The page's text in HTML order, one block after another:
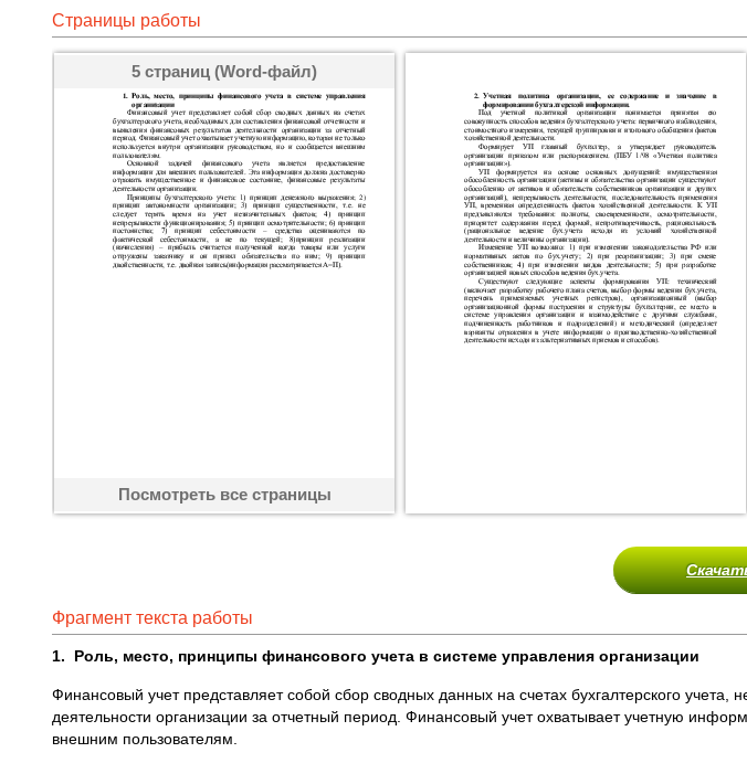
Страницы работы
5 страниц (Word-файл)
Посмотреть все страницы
Фрагмент текста работы
1. Роль, место, принципы финансового учета в системе управления организации
Финансовый учет представляет собой сбор сводных данных на счетах бухгалтерского
деятельности организации за отчетный период. Финансовый учет охватывает учетную
внешним пользователям.